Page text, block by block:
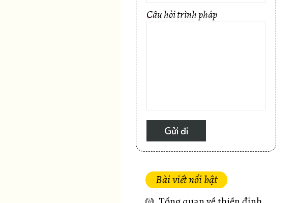
Câu hỏi trình pháp
*
Bài viết nổi bật